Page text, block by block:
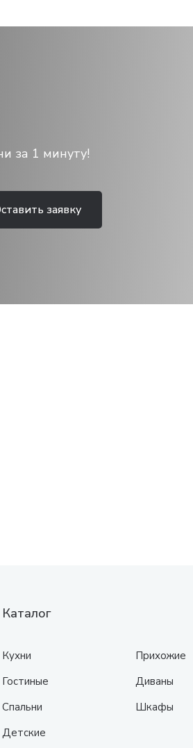
за 1 минуту!
заявку
Каталог
Кухни
Гостиные
Спальни
Детские
Прихожие
Диваны
Шкафы